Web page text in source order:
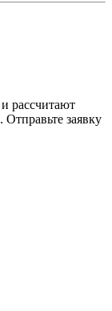
рассчитают
Отправьте заявку